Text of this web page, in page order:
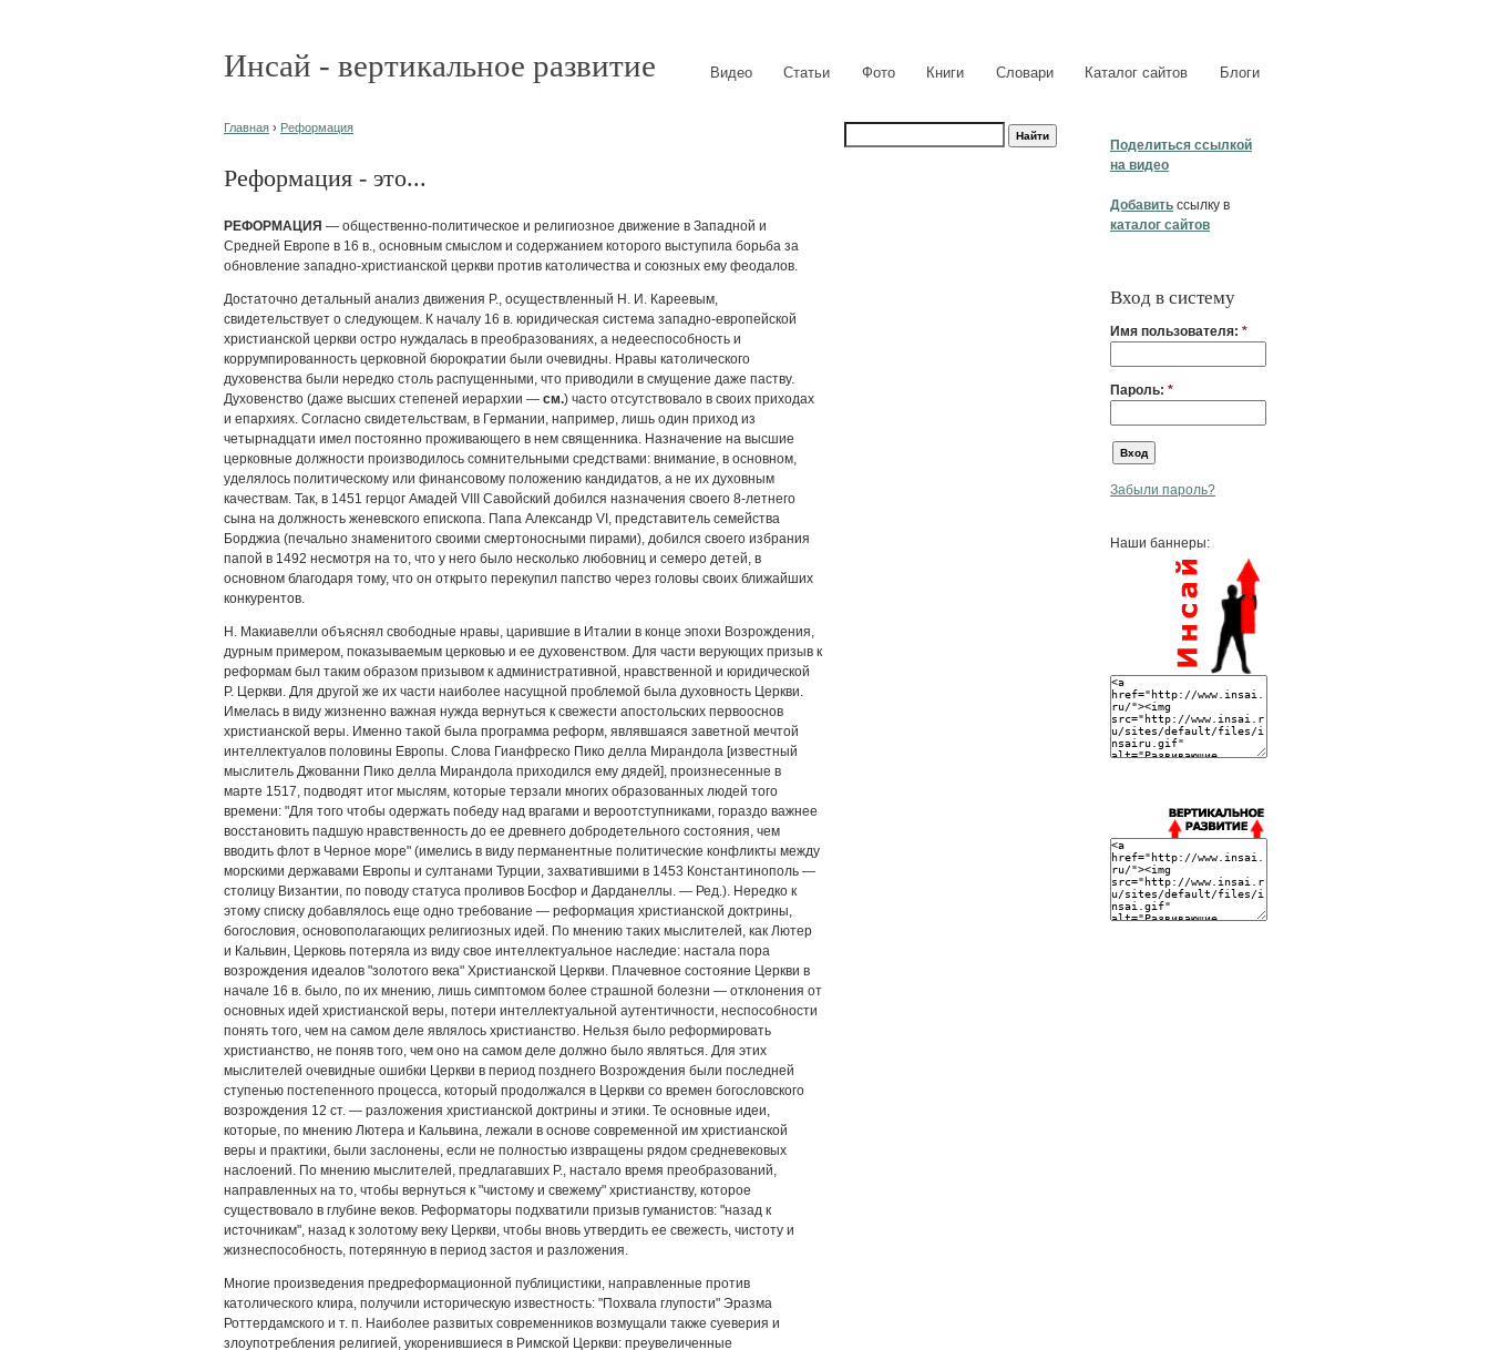
Инсай - вертикальное развитие Видео Статьи Фото Книги Словари Каталог сайтов Блоги
Поделиться ссылкой
на видео
Добавить ссылку в
каталог сайтов
Вход в систему
Имя пользователя: *
Пароль: *
Забыли пароль?
Наши баннеры:
Главная › Реформация
Реформация - это...
РЕФОРМАЦИЯ — общественно-политическое и религиозное движение в Западной и
Средней Европе в 16 в., основным смыслом и содержанием которого выступила борьба за
обновление западно-христианской церкви против католичества и союзных ему феодалов.
Достаточно детальный анализ движения Р., осуществленный Н. И. Кареевым,
свидетельствует о следующем. К началу 16 в. юридическая система западно-европейской
христианской церкви остро нуждалась в преобразованиях, а недееспособность и
коррумпированность церковной бюрократии были очевидны. Нравы католического
духовенства были нередко столь распущенными, что приводили в смущение даже паству.
Духовенство (даже высших степеней иерархии — см.) часто отсутствовало в своих приходах
и епархиях. Согласно свидетельствам, в Германии, например, лишь один приход из
четырнадцати имел постоянно проживающего в нем священника. Назначение на высшие
церковные должности производилось сомнительными средствами: внимание, в основном,
уделялось политическому или финансовому положению кандидатов, а не их духовным
качествам. Так, в 1451 герцог Амадей VIII Савойский добился назначения своего 8-летнего
сына на должность женевского епископа. Папа Александр VI, представитель семейства
Борджиа (печально знаменитого своими смертоносными пирами), добился своего избрания
папой в 1492 несмотря на то, что у него было несколько любовниц и семеро детей, в
основном благодаря тому, что он открыто перекупил папство через головы своих ближайших
конкурентов.
Н. Макиавелли объяснял свободные нравы, царившие в Италии в конце эпохи Возрождения,
дурным примером, показываемым церковью и ее духовенством. Для части верующих призыв к
реформам был таким образом призывом к административной, нравственной и юридической
Р. Церкви. Для другой же их части наиболее насущной проблемой была духовность Церкви.
Имелась в виду жизненно важная нужда вернуться к свежести апостольских первооснов
христианской веры. Именно такой была программа реформ, являвшаяся заветной мечтой
интеллектуалов половины Европы. Слова Гианфреско Пико делла Мирандола [известный
мыслитель Джованни Пико делла Мирандола приходился ему дядей], произнесенные в
марте 1517, подводят итог мыслям, которые терзали многих образованных людей того
времени: "Для того чтобы одержать победу над врагами и вероотступниками, гораздо важнее
восстановить падшую нравственность до ее древнего добродетельного состояния, чем
вводить флот в Черное море" (имелись в виду перманентные политические конфликты между
морскими державами Европы и султанами Турции, захватившими в 1453 Константинополь —
столицу Византии, по поводу статуса проливов Босфор и Дарданеллы. — Ред.). Нередко к
этому списку добавлялось еще одно требование — реформация христианской доктрины,
богословия, основополагающих религиозных идей. По мнению таких мыслителей, как Лютер
и Кальвин, Церковь потеряла из виду свое интеллектуальное наследие: настала пора
возрождения идеалов "золотого века" Христианской Церкви. Плачевное состояние Церкви в
начале 16 в. было, по их мнению, лишь симптомом более страшной болезни — отклонения от
основных идей христианской веры, потери интеллектуальной аутентичности, неспособности
понять того, чем на самом деле являлось христианство. Нельзя было реформировать
христианство, не поняв того, чем оно на самом деле должно было являться. Для этих
мыслителей очевидные ошибки Церкви в период позднего Возрождения были последней
ступенью постепенного процесса, который продолжался в Церкви со времен богословского
возрождения 12 ст. — разложения христианской доктрины и этики. Те основные идеи,
которые, по мнению Лютера и Кальвина, лежали в основе современной им христианской
веры и практики, были заслонены, если не полностью извращены рядом средневековых
наслоений. По мнению мыслителей, предлагавших Р., настало время преобразований,
направленных на то, чтобы вернуться к "чистому и свежему" христианству, которое
существовало в глубине веков. Реформаторы подхватили призыв гуманистов: "назад к
источникам", назад к золотому веку Церкви, чтобы вновь утвердить ее свежесть, чистоту и
жизнеспособность, потерянную в период застоя и разложения.
Многие произведения предреформационной публицистики, направленные против
католического клира, получили историческую известность: "Похвала глупости" Эразма
Роттердамского и т. п. Наиболее развитых современников возмущали также суеверия и
злоупотребления религией, укоренившиеся в Римской Церкви: преувеличенные